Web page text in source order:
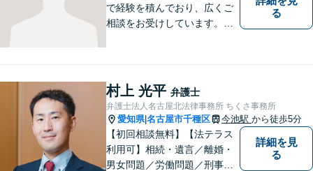
で経験を積んでおり、広くご
相談をお受けしています。ご
ブル解決に対応いたします。
る
村上 光平 弁護士
弁護士法人名古屋北法律事務所 ちくさ事務所
愛知県|名古屋市千種区 今池駅 から徒歩5分
【初回相談無料】【法テラス
利用可】相続・遺言／離婚・
男女問題／労働問題／刑事事
詳細を見
る